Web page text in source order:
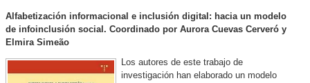
Alfabetización informacional e inclusión digital: hacia un modelo
de infoinclusión social. Coordinado por Aurora Cuevas Cerveró y
Elmira Simeão
Los autores de este trabajo de
investigación han elaborado un modelo